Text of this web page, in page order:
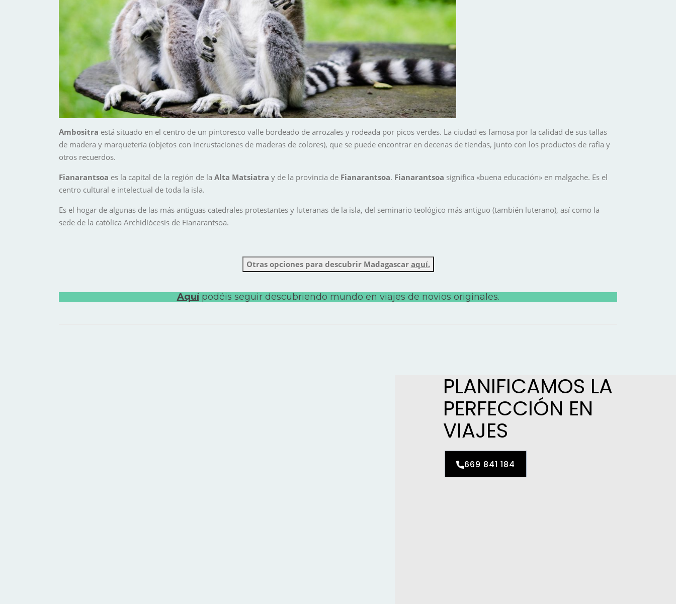
Ambositra está situado en el centro de un pintoresco valle bordeado de arrozales y rodeada por picos verdes. La ciudad es famosa por la calidad de sus tallas
de madera y marquetería (objetos con incrustaciones de maderas de colores), que se puede encontrar en decenas de tiendas, junto con los productos de rafia y
otros recuerdos.
Fianarantsoa es la capital de la región de la Alta Matsiatra y de la provincia de Fianarantsoa. Fianarantsoa significa «buena educación» en malgache. Es el
centro cultural e intelectual de toda la isla.
Es el hogar de algunas de las más antiguas catedrales protestantes y luteranas de la isla, del seminario teológico más antiguo (también luterano), así como la
sede de la católica Archidiócesis de Fianarantsoa.
Otras opciones para descubrir Madagascar aquí.
Aquípodéis seguir descubriendo mundo en viajes de novios originales.
PLANIFICAMOS LA
PERFECCIÓN EN
VIAJES
669 841 184